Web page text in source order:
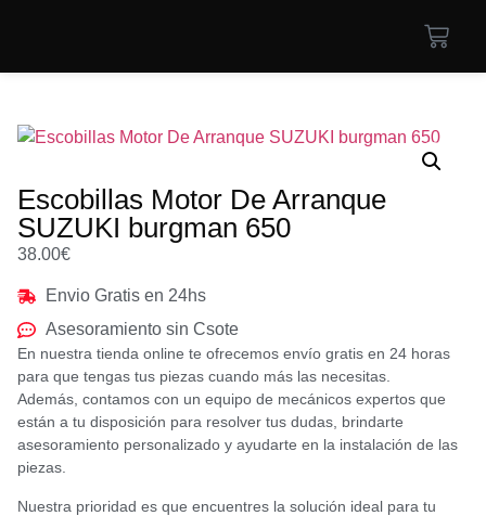
Escobillas Motor De Arranque
SUZUKI burgman 650
38.00€
Envio Gratis en 24hs
Asesoramiento sin Csote
En nuestra tienda online te ofrecemos envío gratis en 24 horas
para que tengas tus piezas cuando más las necesitas.
Además, contamos con un equipo de mecánicos expertos que
están a tu disposición para resolver tus dudas, brindarte
asesoramiento personalizado y ayudarte en la instalación de las
piezas.
Nuestra prioridad es que encuentres la solución ideal para tu